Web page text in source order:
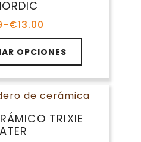
-€13.00
Rango
de
precios:
desde
€9.99
hasta
€13.00
OPCIONES
TRIXIE